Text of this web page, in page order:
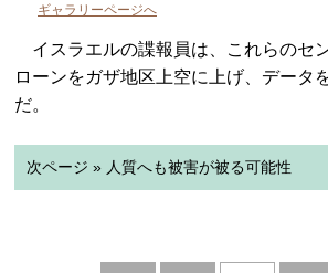
ギャラリーページへ
イスラエルの諜報員は、これらのセ
ローンをガザ地区上空に上げ、データ
だ。
次ページ » 人質へも被害が被る可能性